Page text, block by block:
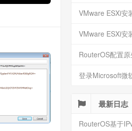
VMware ESXi安
VMware ESXi安
登录Microsoft微
最新日志